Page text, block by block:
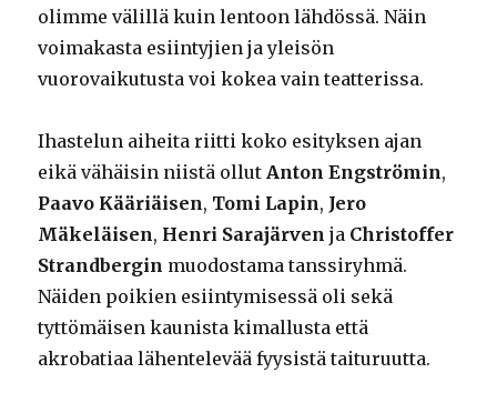
olimme välillä kuin lentoon lähdössä. Näin
voimakasta esiintyjien ja yleisön
vuorovaikutusta voi kokea vain teatterissa.
Ihastelun aiheita riitti koko esityksen ajan
eikä vähäisin niistä ollutAnton Engströmin,
Paavo Kääriäisen, Tomi Lapin, Jero
Mäkeläisen, Henri Sarajärven ja Christoffer
Strandbergin muodostama tanssiryhmä.
Näiden poikien esiintymisessä oli sekä
tyttömäisen kaunista kimallusta että
akrobatiaa lähentelevää fyysistä taituruutta.